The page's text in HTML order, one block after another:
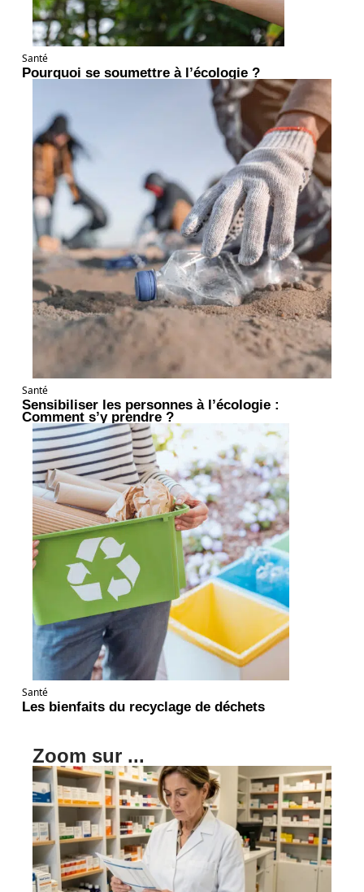
Santé
Pourquoi se soumettre à l’écologie ?
Santé
Sensibiliser les personnes à l’écologie :
Comment s’y prendre ?
Santé
Les bienfaits du recyclage de déchets
Zoom sur ...